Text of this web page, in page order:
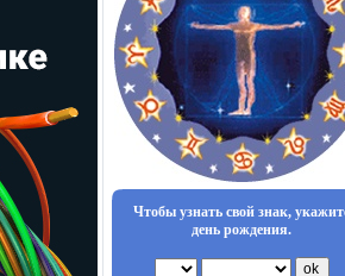
Чтобы узнать свой знак,
день рождения.